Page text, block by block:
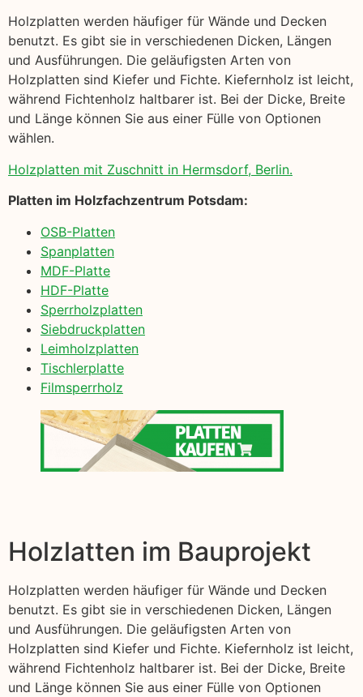
Holzplatten werden häufiger für Wände und Decken
benutzt. Es gibt sie in verschiedenen Dicken, Längen
und Ausführungen. Die geläufigsten Arten von
Holzplatten sind Kiefer und Fichte. Kiefernholz ist leicht,
während Fichtenholz haltbarer ist. Bei der Dicke, Breite
und Länge können Sie aus einer Fülle von Optionen
wählen.
Holzplatten mit Zuschnitt in Hermsdorf, Berlin.
Platten im Holzfachzentrum Potsdam:
OSB-Platten
Spanplatten
MDF-Platte
HDF-Platte
Sperrholzplatten
Siebdruckplatten
Leimholzplatten
Tischlerplatte
Filmsperrholz
Holzlatten im Bauprojekt
Holzplatten werden häufiger für Wände und Decken
benutzt. Es gibt sie in verschiedenen Dicken, Längen
und Ausführungen. Die geläufigsten Arten von
Holzplatten sind Kiefer und Fichte. Kiefernholz ist leicht,
während Fichtenholz haltbarer ist. Bei der Dicke, Breite
und Länge können Sie aus einer Fülle von Optionen